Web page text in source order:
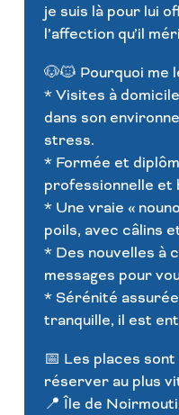
je suis là pour lui
l’affection qu’il
🐶🐱 Pourquoi me
* Visites à
dans son
stress.
* Formée et
professionnelle et
* Une vraie «
poils, avec câlins
* Des nouvelles à
messages pour
* Sérénité
tranquille, il est
📅 Les places
réserver au plus
📍 Île de